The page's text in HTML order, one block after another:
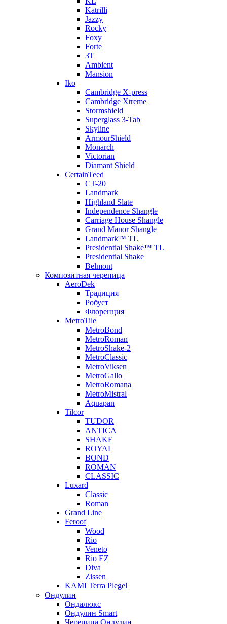
Katrilli
Jazzy
Rocky
Foxy
Forte
3T
Ambient
Mansion
Iko
Cambridge X-press
Cambridge Xtreme
Stormshield
Superglass 3-Tab
Skyline
ArmourShield
Monarch
Victorian
Diamant Shield
CertainTeed
CT-20
Landmark
Highland Slate
Independence Shangle
Carriage House Shangle
Grand Manor Shangle
Landmark™ TL
Presidential Shake™ TL
Presidential Shake
Belmont
Композитная черепица
AeroDek
Традиция
Робуст
Флоренция
MetroTile
MetroBond
MetroRoman
MetroShake-2
MetroClassic
MetroViksen
MetroGallo
MetroRomana
MetroMistral
Aquapan
Tilcor
TUDOR
ANTICA
SHAKE
ROYAL
BOND
ROMAN
CLASSIC
Luxard
Classic
Roman
Grand Line
Feroof
Wood
Rio
Veneto
Rio EZ
Diva
Zissen
KAMI Terra Plegel
Ондулин
Ондалюкс
Ондулин Smart